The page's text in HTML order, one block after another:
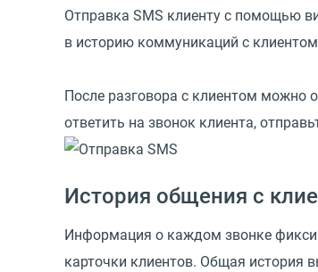
Отправка SMS клиенту с помощью
в историю коммуникаций с
После разговора с клиентом можно
ответить на звонок клиента,
История общения с
Информация о каждом звонке
карточки клиентов. Общая история